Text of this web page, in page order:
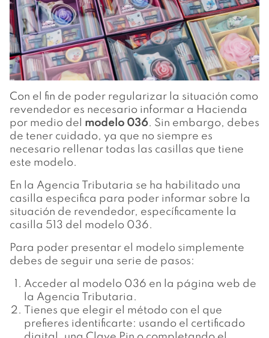
Con el fin de poder regularizar la situación como
revendedor es necesario informar a Hacienda
por medio del modelo 036. Sin embargo, debes
de tener cuidado, ya que no siempre es
necesario rellenar todas las casillas que tiene
este modelo.
En la Agencia Tributaria se ha habilitado una
casilla especifica para poder informar sobre la
situación de revendedor, específicamente la
casilla 513 del modelo 036.
Para poder presentar el modelo simplemente
debes de seguir una serie de pasos:
Acceder al modelo 036 en la página web de
la Agencia Tributaria.
Tienes que elegir el método con el que
prefieres identificarte: usando el certificado